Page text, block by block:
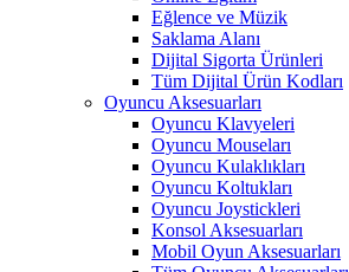
Eğlence ve Müzik
Saklama Alanı
Dijital Sigorta Ürünleri
Tüm Dijital Ürün Kodları
Oyuncu Aksesuarları
Oyuncu Klavyeleri
Oyuncu Mouseları
Oyuncu Kulaklıkları
Oyuncu Koltukları
Oyuncu Joystickleri
Konsol Aksesuarları
Mobil Oyun Aksesuarları